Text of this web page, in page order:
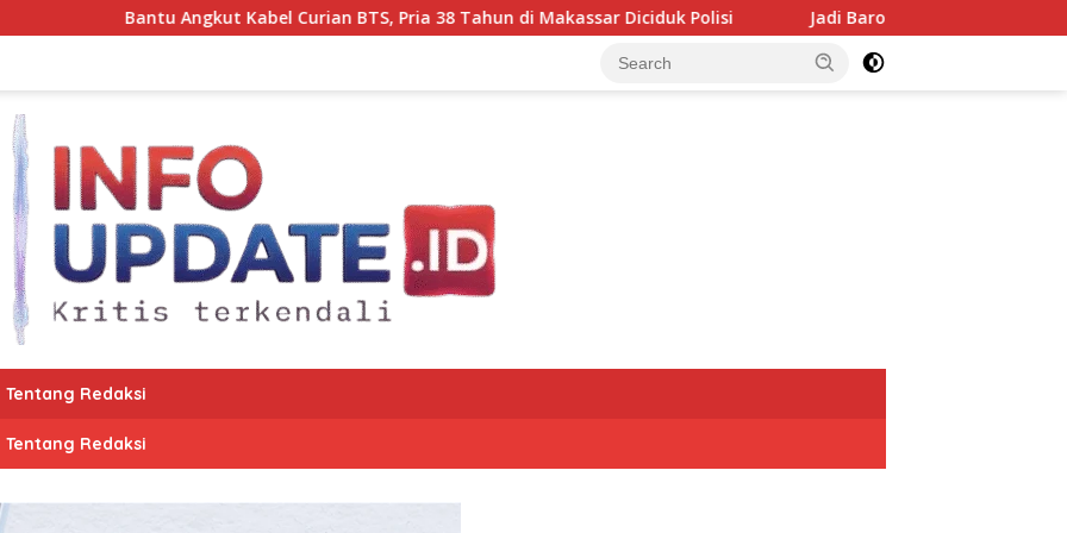
Angkut Kabel Curian BTS, Pria 38 Tahun di Makassar Diciduk Polisi Jadi Barometer, Perumda Parkir Makassar Diincar
Tentang Redaksi
Tentang Redaksi